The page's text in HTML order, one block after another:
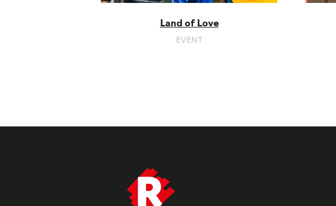
Land of Love
EVENT